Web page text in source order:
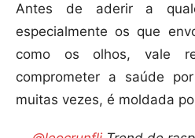
Antes de aderir a
especialmente os que
como os olhos, vale
comprometer a saúde
muitas vezes, é moldada